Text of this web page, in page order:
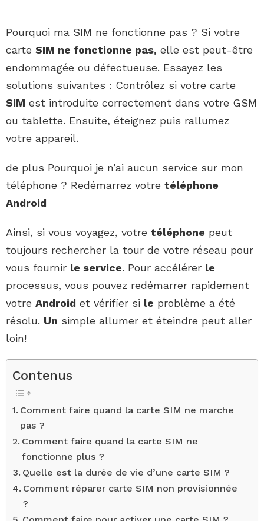
Pourquoi ma SIM ne fonctionne pas ? Si votre
carte SIM ne fonctionne pas, elle est peut-être
endommagée ou défectueuse. Essayez les
solutions suivantes : Contrôlez si votre carte
SIM est introduite correctement dans votre GSM
ou tablette. Ensuite, éteignez puis rallumez
votre appareil.
de plus Pourquoi je n’ai aucun service sur mon
téléphone ? Redémarrez votre téléphone
Android
Ainsi, si vous voyagez, votre téléphone peut
toujours rechercher la tour de votre réseau pour
vous fournir le service. Pour accélérer le
processus, vous pouvez redémarrer rapidement
votre Android et vérifier si le problème a été
résolu. Un simple allumer et éteindre peut aller
loin!
Contenus
Comment faire quand la carte SIM ne marche
pas ?
Comment faire quand la carte SIM ne
fonctionne plus ?
Quelle est la durée de vie d’une carte SIM ?
Comment réparer carte SIM non provisionnée
?